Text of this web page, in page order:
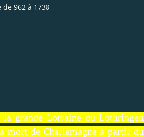
962 à 1738
la grande Lorraine ou Lothringen
mort de Charlemagne à partir du